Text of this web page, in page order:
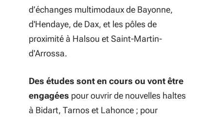
d’échanges multimodaux de Bayonne,
d'Hendaye, de Dax, et les pôles de
proximité à Halsou et Saint-Martin-
d'Arrossa.
Des études sont en cours ou vont être
engagées pour ouvrir de nouvelles haltes
à Bidart, Tarnos et Lahonce ; pour